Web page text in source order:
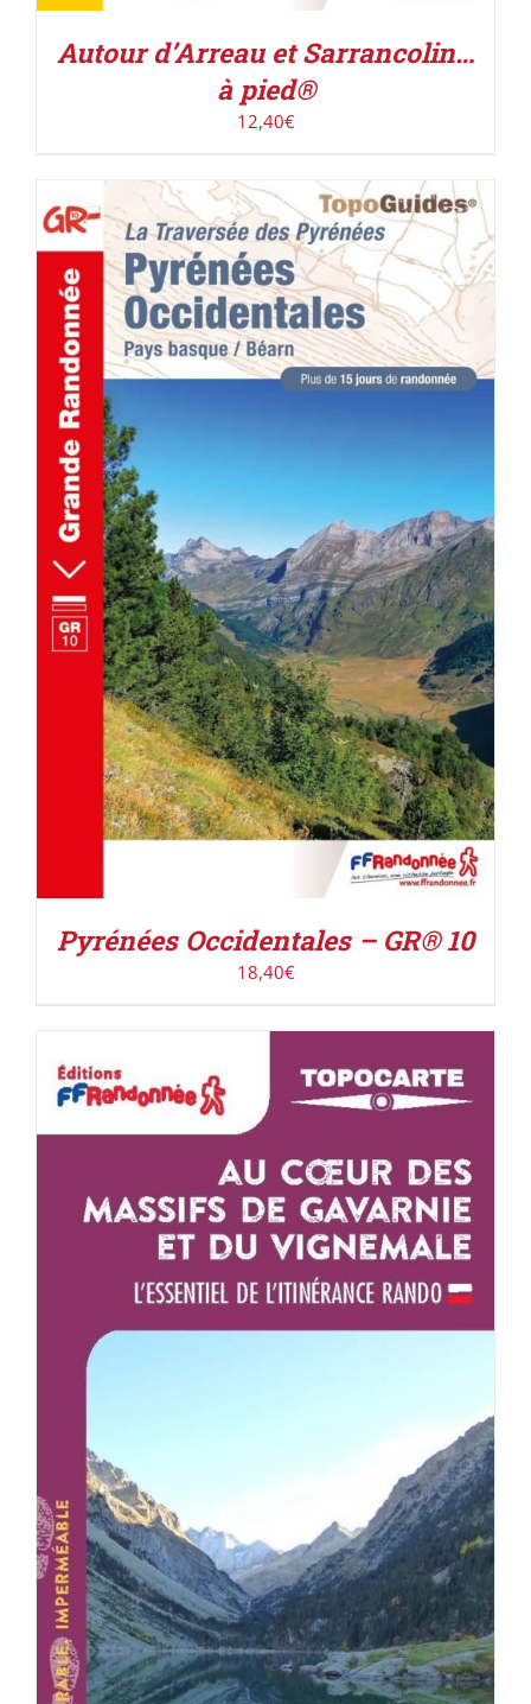
Autour d’Arreau et Sarrancolin…
à pied®
12,40€
ACHETER LE PRODUIT / DÉTAILS
Pyrénées Occidentales – GR® 10
18,40€
AJOUTER AU PANIER / DÉTAILS